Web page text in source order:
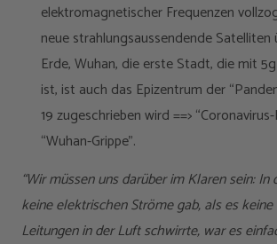
elektromagnetischer Frequenzen
neue strahlungsaussendende
Erde, Wuhan, die erste Stadt, die mit
ist, ist auch das Epizentrum der
19 zugeschrieben wird ==>
“Wuhan-Grippe”.
“Wir müssen uns darüber im Klaren sein: In
keine elektrischen Ströme gab, als es
Leitungen in der Luft schwirrte, war es